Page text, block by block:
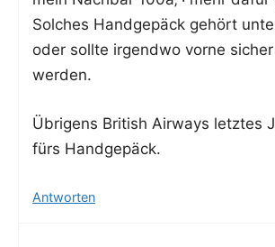
Sol­ches Hand­ge­päck gehört
oder soll­te irgend­wo vor­ne
werden.
Übri­gens Bri­tish Air­ways letz­tes
fürs Handgepäck.
Antworten